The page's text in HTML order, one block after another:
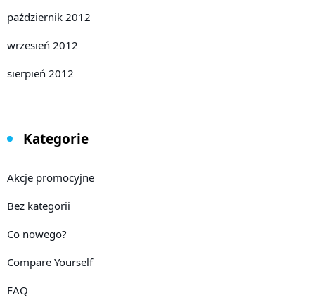
październik 2012
wrzesień 2012
sierpień 2012
Kategorie
Akcje promocyjne
Bez kategorii
Co nowego?
Compare Yourself
FAQ